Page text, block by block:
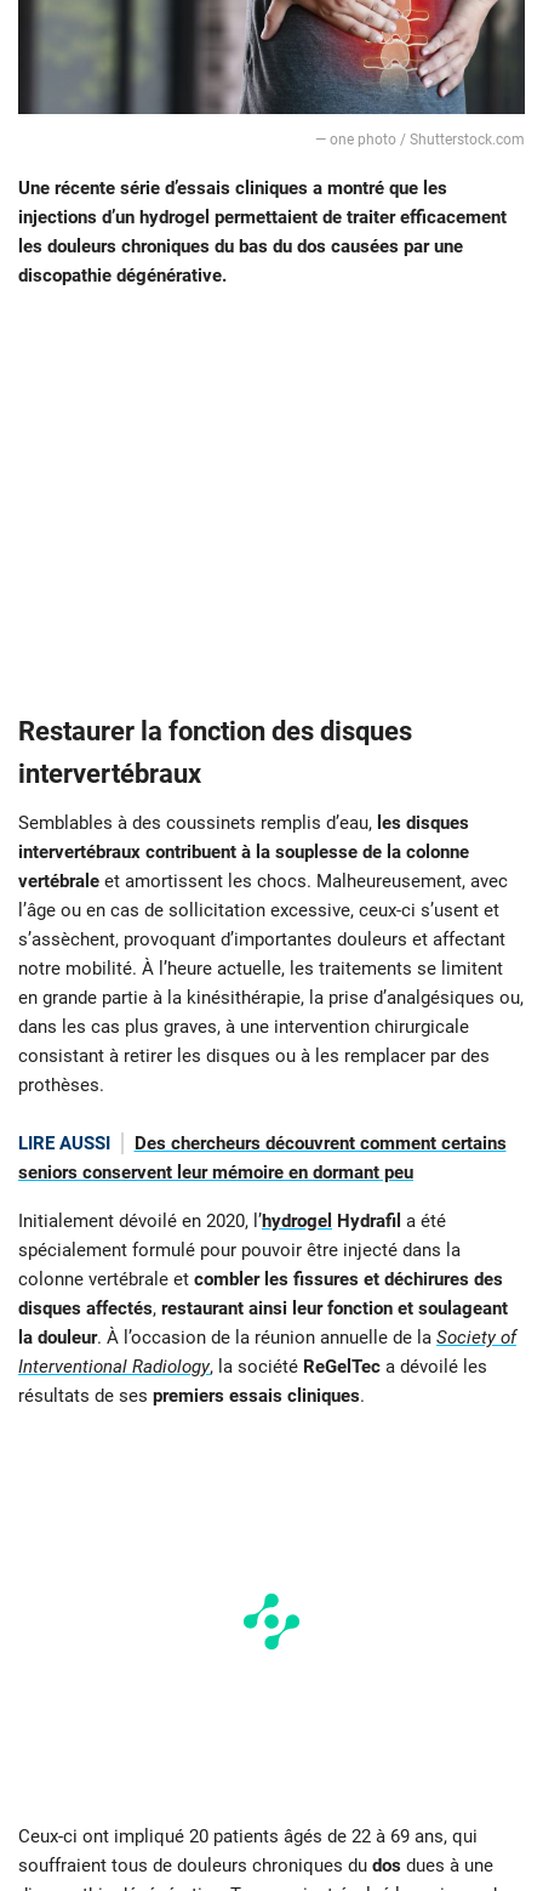
— one photo / Shutterstock.com
Une récente série d’essais cliniques a montré que les
injections d’un hydrogel permettaient de traiter efficacement
les douleurs chroniques du bas du dos causées par une
discopathie dégénérative.
Restaurer la fonction des disques
intervertébraux
Semblables à des coussinets remplis d’eau, les disques
intervertébraux contribuent à la souplesse de la colonne
vertébrale et amortissent les chocs. Malheureusement, avec
l’âge ou en cas de sollicitation excessive, ceux-ci s’usent et
s’assèchent, provoquant d’importantes douleurs et affectant
notre mobilité. À l’heure actuelle, les traitements se limitent
en grande partie à la kinésithérapie, la prise d’analgésiques ou,
dans les cas plus graves, à une intervention chirurgicale
consistant à retirer les disques ou à les remplacer par des
prothèses.
LIRE AUSSI
Des chercheurs découvrent comment certains
seniors conservent leur mémoire en dormant peu
Initialement dévoilé en 2020, l’hydrogel Hydrafil a été
spécialement formulé pour pouvoir être injecté dans la
colonne vertébrale et combler les fissures et déchirures des
disques affectés, restaurant ainsi leur fonction et soulageant
la douleur. À l’occasion de la réunion annuelle de la Society of
Interventional Radiology, la société ReGelTec a dévoilé les
résultats de ses premiers essais cliniques.
Ceux-ci ont impliqué 20 patients âgés de 22 à 69 ans, qui
souffraient tous de douleurs chroniques du dos dues à une